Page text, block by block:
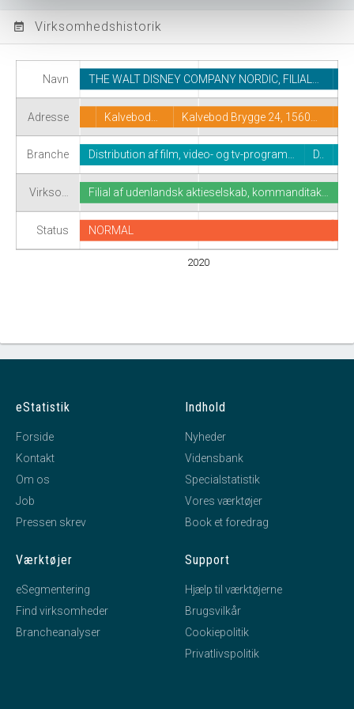
event_note Virksomhedshistorik
Navn
Adresse
Branche
Virkso…
Status
2020
THE WALT DISNEY COMPANY NORDIC, FILIAL…
Kalvebod… Kalvebod Brygge 24, 1560…
Distribution af film, video- og tv-program… D..
Filial af udenlandsk aktieselskab, kommanditak…
NORMAL
eStatistik
Forside
Kontakt
Om os
Job
Pressen skrev
Indhold
Nyheder
Vidensbank
Specialstatistik
Vores værktøjer
Book et foredrag
Værktøjer
eSegmentering
Find virksomheder
Brancheanalyser
Support
Hjælp til værktøjerne
Brugsvilkår
Cookiepolitik
Privatlivspolitik